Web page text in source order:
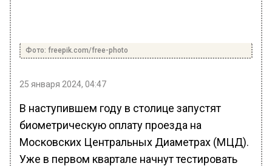
Фото: freepik.com/free-photo
25 января 2024, 04:47
В наступившем году в столице запустят
биометрическую оплату проезда на
Московских Центральных Диаметрах (МЦД).
Уже в первом квартале начнут тестировать